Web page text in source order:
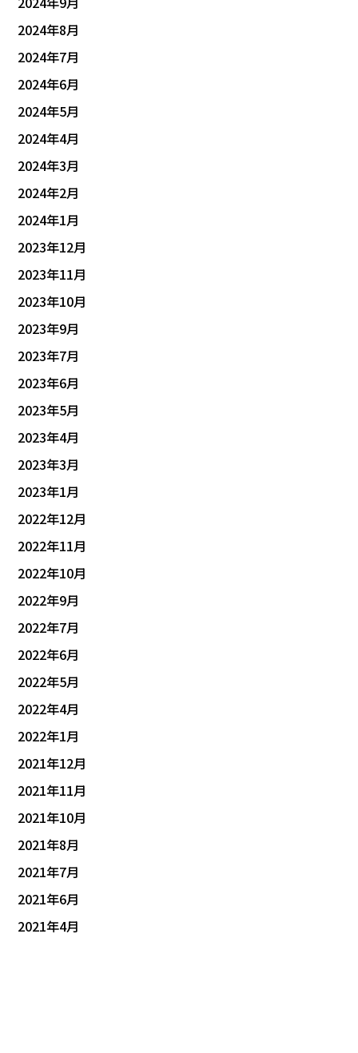
2024年8月
2024年7月
2024年6月
2024年5月
2024年4月
2024年3月
2024年2月
2024年1月
2023年12月
2023年11月
2023年10月
2023年9月
2023年7月
2023年6月
2023年5月
2023年4月
2023年3月
2023年1月
2022年12月
2022年11月
2022年10月
2022年9月
2022年7月
2022年6月
2022年5月
2022年4月
2022年1月
2021年12月
2021年11月
2021年10月
2021年8月
2021年7月
2021年6月
2021年4月